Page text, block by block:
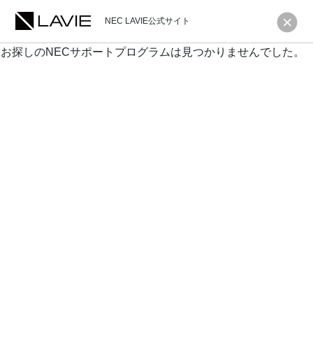
NEC LAVIE公式サイト
お探しのNECサポートプログラムは見つかりませんでした。